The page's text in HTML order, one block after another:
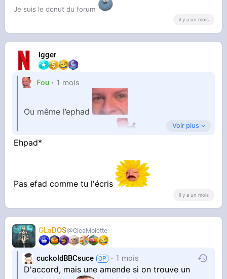
Je suis le donut du forum
il y a un mois
igger
Fou 1 mois
Ou même l’ephad
C’est très bien l’ephad
Voir plus
Ehpad*
Pas efad comme tu l'écris
il y a un mois
GLaDOS CleaMolette
cuckoldBBCsuce 1 mois
D'accord, mais une amende si on trouve un